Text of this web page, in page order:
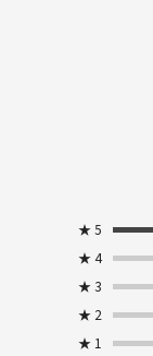
★ 5
★ 4
★ 3
★ 2
★ 1